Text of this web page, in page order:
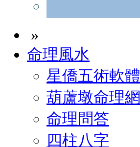
»
命理風水
星僑五術軟體
葫蘆墩命理網
命理問答
四柱八字